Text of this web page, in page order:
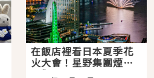
在飯店裡看日本夏季花
火大會！星野集團煙火
景觀飯店6選，讓你不用